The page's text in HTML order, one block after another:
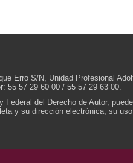
Erro S/N, Unidad Profesional
55 57 29 60 00 / 55 57 29 63 00.
del Derecho de Autor,
y su dirección electrónica; su